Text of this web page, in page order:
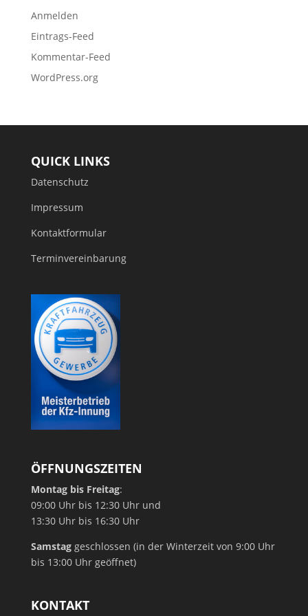
Anmelden
Eintrags-Feed
Kommentar-Feed
WordPress.org
QUICK LINKS
Datenschutz
Impressum
Kontaktformular
Terminvereinbarung
ÖFFNUNGSZEITEN
Montag bis Freitag:
09:00 Uhr bis 12:30 Uhr und
13:30 Uhr bis 16:30 Uhr
Samstaggeschlossen (in der Winterzeit von 9:00 Uhr
bis 13:00 Uhr geöffnet)
KONTAKT